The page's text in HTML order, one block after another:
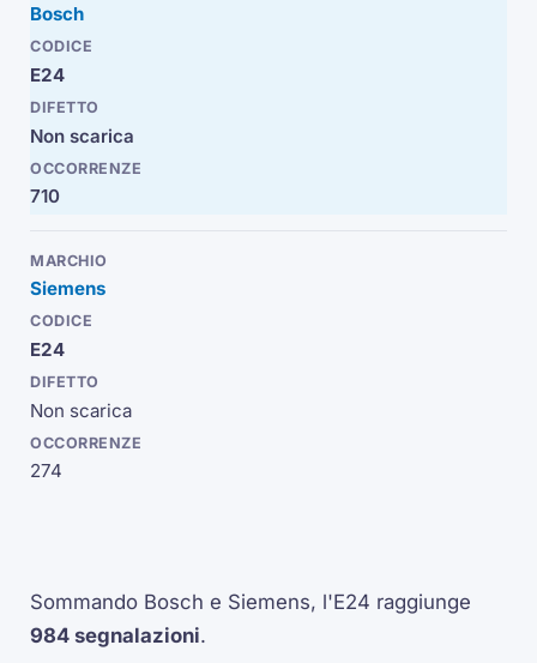
Bosch
E24
Non scarica
710
Siemens
E24
Non scarica
274
Sommando Bosch e Siemens, l'E24 raggiunge
984 segnalazioni.